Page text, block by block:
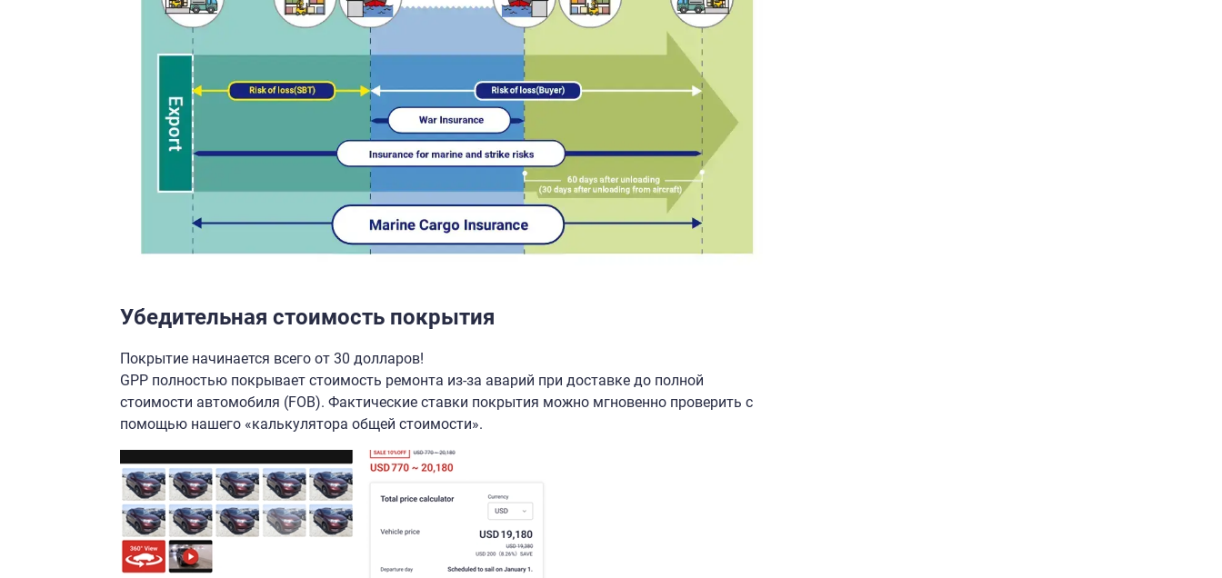
Убедительная стоимость покрытия
Покрытие начинается всего от 30 долларов!
GPP полностью покрывает стоимость ремонта из-за аварий при доставке до полной
стоимости автомобиля (FOB). Фактические ставки покрытия можно мгновенно проверить с
помощью нашего «калькулятора общей стоимости».